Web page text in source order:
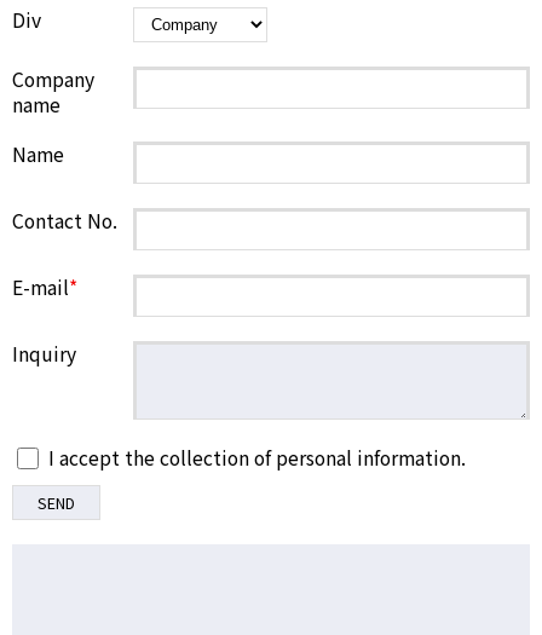
Div
Company
name
Name
Contact No.
E-mail*
Inquiry
I accept the collection of personal information.